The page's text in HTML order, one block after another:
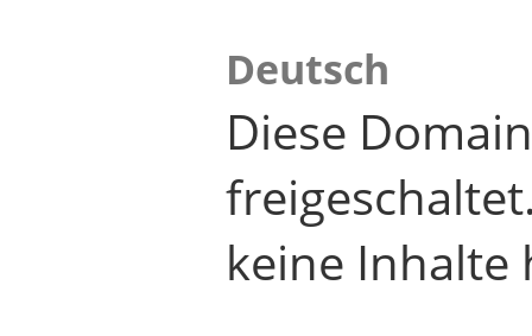
Deutsch
Diese
keine Inhalte